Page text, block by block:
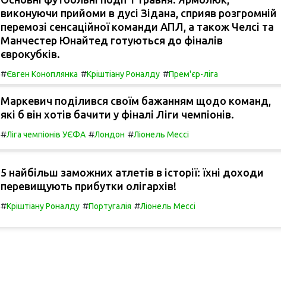
виконуючи прийоми в дусі Зідана, сприяв розгромній
перемозі сенсаційної команди АПЛ, а також Челсі та
Манчестер Юнайтед готуються до фіналів
єврокубків.
#Євген Коноплянка #Кріштіану Роналду #Прем'єр-ліга
Маркевич поділився своїм бажанням щодо команд,
які б він хотів бачити у фіналі Ліги чемпіонів.
#Ліга чемпіонів УЄФА #Лондон #Ліонель Мессі
5 найбільш заможних атлетів в історії: їхні доходи
перевищують прибутки олігархів!
#Кріштіану Роналду #Португалія #Ліонель Мессі